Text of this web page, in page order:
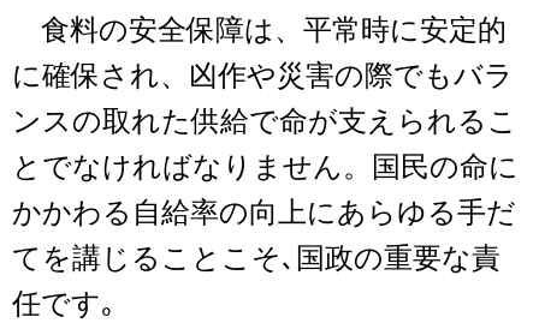
食料の安全保障は、平常時に安定的
に確保され、凶作や災害の際でもバラ
ンスの取れた供給で命が支えられるこ
とでなければなりません。国民の命に
かかわる自給率の向上にあらゆる手だ
てを講じることこそ､国政の重要な責
任です｡